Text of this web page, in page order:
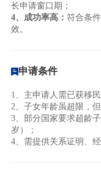
长申请窗口期；
4、成功率高： 符合条
效。
申请条件
1、主申请人需已获移
2、子女年龄虽超限，
3、部分国家要求超龄
岁）；
4、需提供关系证明、